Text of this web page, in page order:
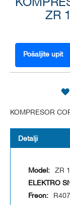
ZR
Pošaljite upit
KOMPRESOR
beginning
images
Detalji
ZR
R407